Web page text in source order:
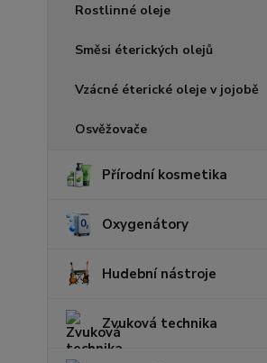
Rostlinné oleje
Směsi éterických olejů
Vzácné éterické oleje v jojobě
Osvěžovače
Přírodní kosmetika
Oxygenátory
Hudební nástroje
Zvuková technika